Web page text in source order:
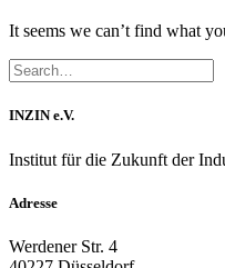
It seems we can’t find what
INZIN e.V.
Institut für die Zukunft der
Adresse
Werdener Str. 4